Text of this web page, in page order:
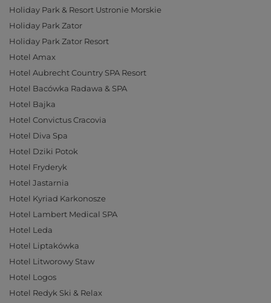
Holiday Park & Resort Ustronie Morskie
Holiday Park Zator
Holiday Park Zator Resort
Hotel Amax
Hotel Aubrecht Country SPA Resort
Hotel Bacówka Radawa & SPA
Hotel Bajka
Hotel Convictus Cracovia
Hotel Diva Spa
Hotel Dziki Potok
Hotel Fryderyk
Hotel Jastarnia
Hotel Kyriad Karkonosze
Hotel Lambert Medical SPA
Hotel Leda
Hotel Liptakówka
Hotel Litworowy Staw
Hotel Logos
Hotel Redyk Ski & Relax